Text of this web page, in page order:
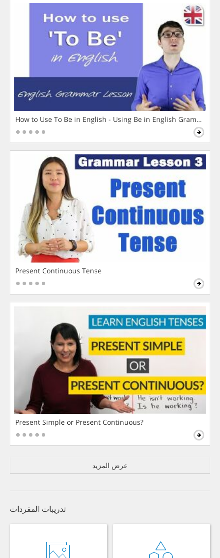
How to Use To Be in English - Using Be in English Grammar
Present Continuous Tense
Present Simple or Present Continuous?
عرض المزيد
تدريبات المفردات